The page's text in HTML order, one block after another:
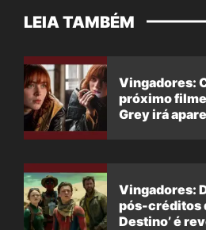
LEIA TAMBÉM
Vingadores:
próximo filme
Grey irá
Vingadores:
pós-créditos
Destino’ é